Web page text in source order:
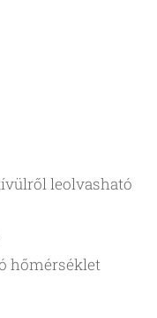
leolvasható
hőmérséklet